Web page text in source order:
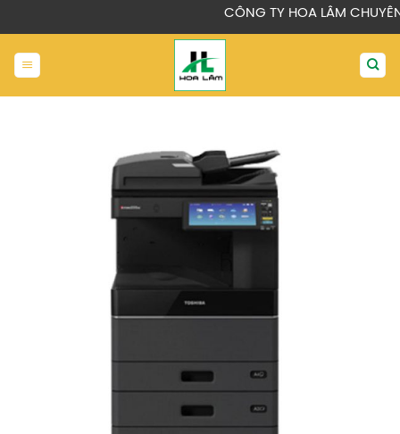
dung
CÔNG TY HOA LÂM CHUYÊN